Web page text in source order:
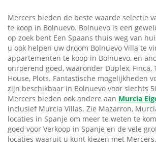
Mercers bieden de beste waarde selectie
te koop in Bolnuevo. Bolnuevo is een
op zoek bent Een Spaans thuis weg van
u ook helpen uw droom Bolnuevo Villa te
appartementen te koop in Bolnuevo, en
onroerend goed, waaronder Duplex, Finca,
House, Plots. Fantastische mogelijkheden
zijn beschikbaar in Bolnuevo voor slechts
Mercers bieden ook andere aan Murcia
inclusief Murcia Villas. Zie Mazarron,
locaties in Spanje om meer te weten te
goed voor Verkoop in Spanje en de vele
locaties waaruit u kunt kiezen met Mercers.